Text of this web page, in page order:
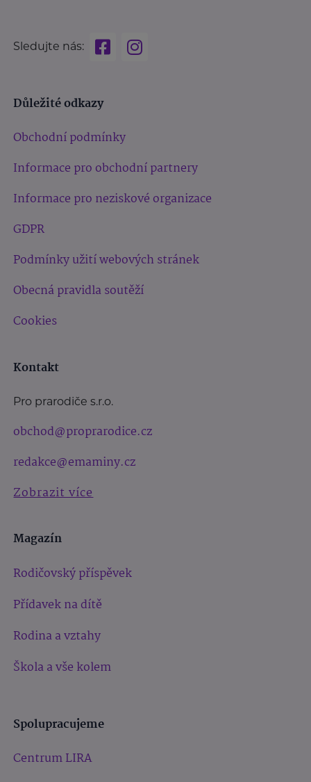
Sledujte nás:
Důležité odkazy
Obchodní podmínky
Informace pro obchodní partnery
Informace pro neziskové organizace
GDPR
Podmínky užití webových stránek
Obecná pravidla soutěží
Cookies
Kontakt
Pro prarodiče s.r.o.
obchod@proprarodice.cz
redakce@emaminy.cz
Zobrazit více
Magazín
Rodičovský příspěvek
Přídavek na dítě
Rodina a vztahy
Škola a vše kolem
Spolupracujeme
Centrum LIRA